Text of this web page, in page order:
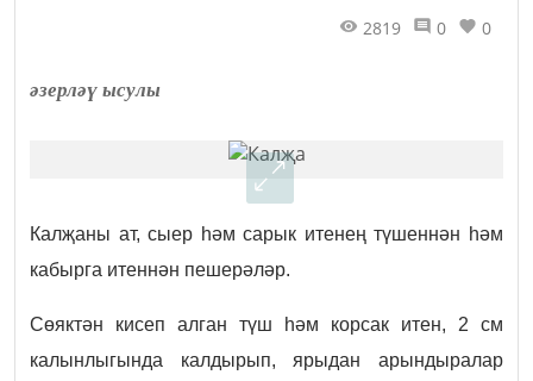
2819 0 0
әзерләү ысулы
Калҗаны ат, сыер һәм сарык итенең түшеннән һәм
кабырга итеннән пешерәләр.
Сөяктән кисеп алган түш һәм корсак итен, 2 см
калынлыгында калдырып, ярыдан арындыралар